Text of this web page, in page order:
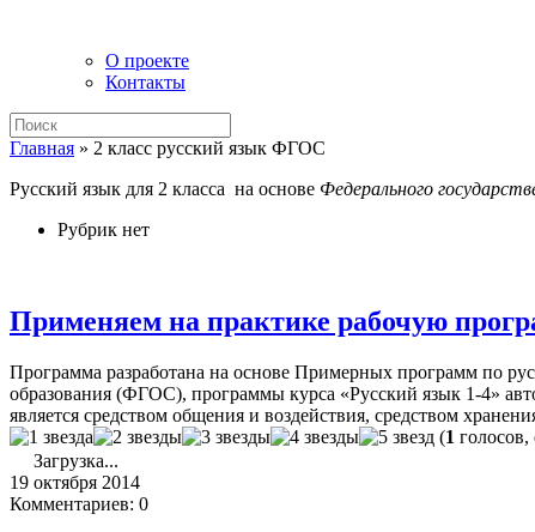
О проекте
Контакты
Главная » 2 класс русский язык ФГОС
Русский язык для 2 класса на основе Федерального
Рубрик нет
Применяем на практике рабочую
Программа разработана на основе Примерных программ по
образования (ФГОС), программы курса «Русский язык 1-4»
является средством общения и воздействия, средством
(1 голосов,
Загрузка...
19 октября 2014
Комментариев: 0